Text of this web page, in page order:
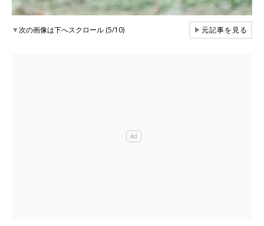
▼次の画像は下へスクロール (5/10) ▶元記事を見る